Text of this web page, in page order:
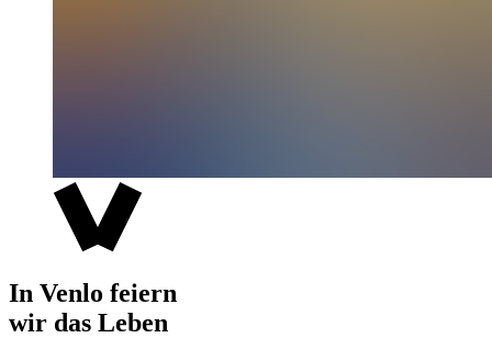
In Venlo feiern
wir das Leben